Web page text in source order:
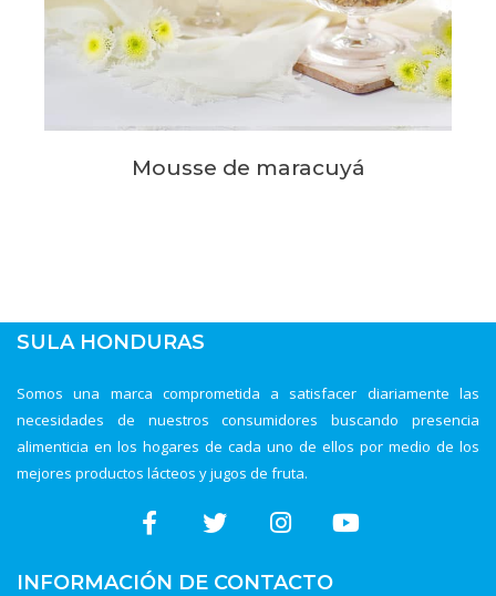
Mousse de maracuyá
SULA HONDURAS
Somos una marca comprometida a satisfacer diariamente las
necesidades de nuestros consumidores buscando presencia
alimenticia en los hogares de cada uno de ellos por medio de los
mejores productos lácteos y jugos de fruta.
INFORMACIÓN DE CONTACTO